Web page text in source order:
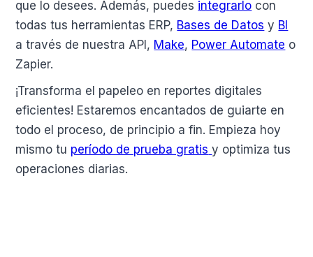
que lo desees. Además, puedes integrarlo con
todas tus herramientas ERP, Bases de Datos y BI
a través de nuestra API, Make, Power Automate o
Zapier.
¡Transforma el papeleo en reportes digitales
eficientes! Estaremos encantados de guiarte en
todo el proceso, de principio a fin. Empieza hoy
mismo tu período de prueba gratis y optimiza tus
operaciones diarias.